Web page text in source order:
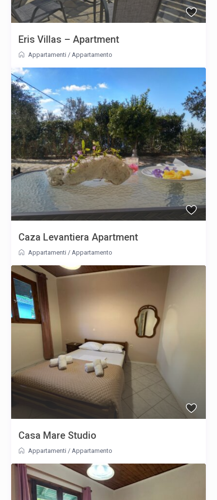
Eris Villas – Apartment
Appartamenti / Appartamento
Caza Levantiera Apartment
Appartamenti /Appartamento
Casa Mare Studio
Appartamenti / Appartamento